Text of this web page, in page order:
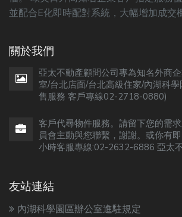
並配合E化即時配對系統，大幅增加成交
關於我們
亞太不動產顧問公司專為知名外商
室/台北店面/台北高級住家/內湖科
售服務 客戶專線02-2718-0880)
客戶代尋物件服務。請留下您的需
員會主動與您聯繫，謝謝。或你有
小時客服專線:02-2632-6886 亞太
友站連結
內湖科學園區辦公室進駐規定